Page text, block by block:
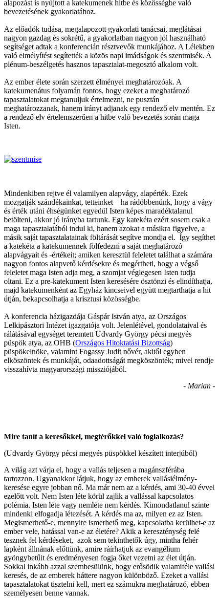
alapozást is nyújtott a katekumenek hitbe és közösségbe való
bevezetésének gyakorlatához.
Az előadók tudása, megalapozott gyakorlati tanácsai, meglátásai
nagyon gazdag és sokrétű, a gyakorlatban nagyon jól használható
segítséget adtak a konferencián résztvevők munkájához. A Lélekben
való elmélyítést segítették a közös napi imádságok és szentmisék. A
plénum-beszélgetés hasznos tapasztalat-megosztó alkalom volt.
Az ember élete során szerzett élményei meghatározóak. A
katekumenátus folyamán fontos, hogy ezeket a meghatározó
tapasztalatokat megtanuljuk értelmezni, ne pusztán
meghatározzanak, hanem irányt adjanak egy rendező elv mentén. Ez
a rendező elv értelemszerűen a hitbe való bevezetés során maga
Isten.
Mindenkiben rejtve él valamilyen alapvágy, alapérték. Ezek
mozgatják szándékainkat, tetteinket – ha rádöbbenünk, hogy a vágy
és érték utáni éhségünket egyedül Isten képes maradéktalanul
betölteni, akkor jó irányba tartunk. Egy katekéta ezért sosem csak a
maga tapasztalatából indul ki, hanem azokat a másikra figyelve, a
másik saját tapasztalatainak föltárását segítve mondja el. Így segíthet
a katekéta a katekumennek fölfedezni a saját meghatározó
alapvágyait és -értékeit; amiken keresztül feleletet találhat a számára
nagyon fontos alapvető kérdésekre és megértheti, hogy a végső
feleletet maga Isten adja meg, a szomjat véglegesen Isten tudja
oltani. Ez a pre-katekument Isten keresésére ösztönzi és elindíthatja,
majd katekumenként az Egyház kincseivel együtt megtarthatja a hit
útján, bekapcsolhatja a krisztusi közösségbe.
A konferencia házigazdája Gáspár István atya, az Országos
Lelkipásztori Intézet igazgatója volt. Jelenlétével, gondolataival és
rálátásával egységet teremtett Udvardy György pécsi megyés
püspök atya, az OHB (Országos Hitoktatási Bizottság)
püspökelnöke, valamint Fogassy Judit nővér, akitől egyben
elköszöntek és munkáját, odaadottságát megköszönték; mivel rendje
visszahívta magyarországi missziójából.
- Marian -
Mire tanít a keresőkkel, megtérőkkel való foglalkozás?
(Udvardy György pécsi megyés püspökkel készített interjúból)
A világ azt várja el, hogy a vallás teljesen a magánszférába
tartozzon. Ugyanakkor látjuk, hogy az emberek vallásiélmény-
keresése egyre jobban nő. Ma már nem az a kérdés, ami 30-40 évvel
ezelőtt volt. Nem Isten léte körül zajlik a vallással kapcsolatos
polémia. Isten léte vagy nemléte nem kérdés. Kimondatlanul szinte
mindenki elfogadja létezését. A kérdés ma az, milyen ez az Isten.
Megismerhető-e, mennyire ismerhető meg, kapcsolatba kerülhet-e az
ember vele, hatással van-e az életére? Akik a kereszténység felé
tesznek fel kérdéseket, azok sem tekinthetők úgy, mintha fehér
lapként állnának előttünk, amire ráírhatjuk az evangélium
gyöngybetűit és eredményesen fogja őket vezetni az élet útján.
Sokkal inkább azzal szembesülünk, hogy erősödik valamiféle vallási
keresés, de az emberek háttere nagyon különböző. Ezeket a vallási
tapasztalatokat tisztelni kell, mert ez számukra meghatározó, ebben
személyesen benne vannak.